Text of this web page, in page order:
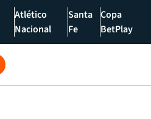
Atlético
Nacional
Santa
Fe
Copa
BetPlay